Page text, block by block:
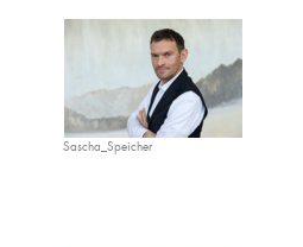
Sascha_Speicher